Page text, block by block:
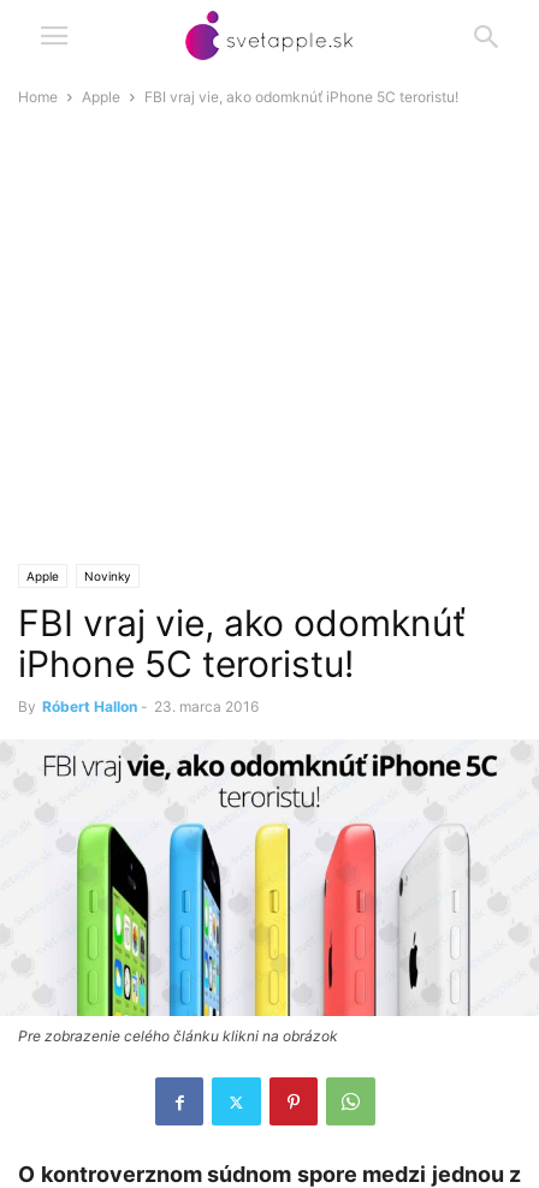
Home Apple FBI vraj vie, ako odomknúť iPhone 5C teroristu!
Apple Novinky
FBI vraj vie, ako odomknúť
iPhone 5C teroristu!
By Róbert Hallon - 23. marca 2016
Pre zobrazenie celého článku klikni na obrázok
O kontroverznom súdnom spore medzi jednou z